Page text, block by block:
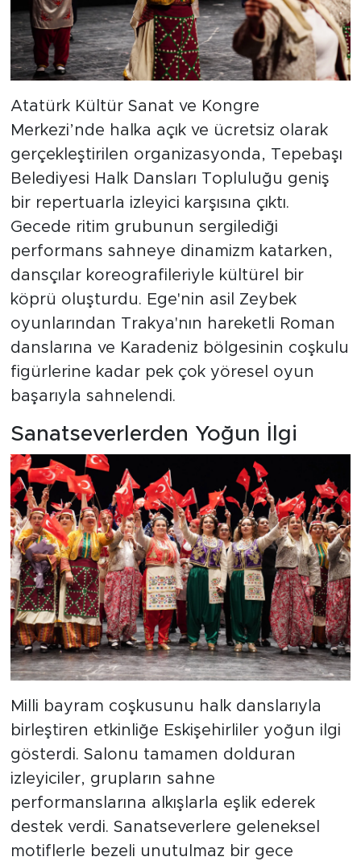
Atatürk Kültür Sanat ve Kongre
Merkezi’nde halka açık ve ücretsiz olarak
gerçekleştirilen organizasyonda, Tepebaşı
Belediyesi Halk Dansları Topluluğu geniş
bir repertuarla izleyici karşısına çıktı.
Gecede ritim grubunun sergilediği
performans sahneye dinamizm katarken,
dansçılar koreografileriyle kültürel bir
köprü oluşturdu. Ege'nin asil Zeybek
oyunlarından Trakya'nın hareketli Roman
danslarına ve Karadeniz bölgesinin coşkulu
figürlerine kadar pek çok yöresel oyun
başarıyla sahnelendi.
Sanatseverlerden Yoğun İlgi
Milli bayram coşkusunu halk danslarıyla
birleştiren etkinliğe Eskişehirliler yoğun ilgi
gösterdi. Salonu tamamen dolduran
izleyiciler, grupların sahne
performanslarına alkışlarla eşlik ederek
destek verdi. Sanatseverlere geleneksel
motiflerle bezeli unutulmaz bir gece